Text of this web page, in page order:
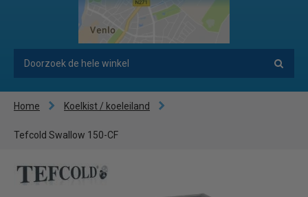
Home Koelkist / koeleiland
Tefcold Swallow 150-CF